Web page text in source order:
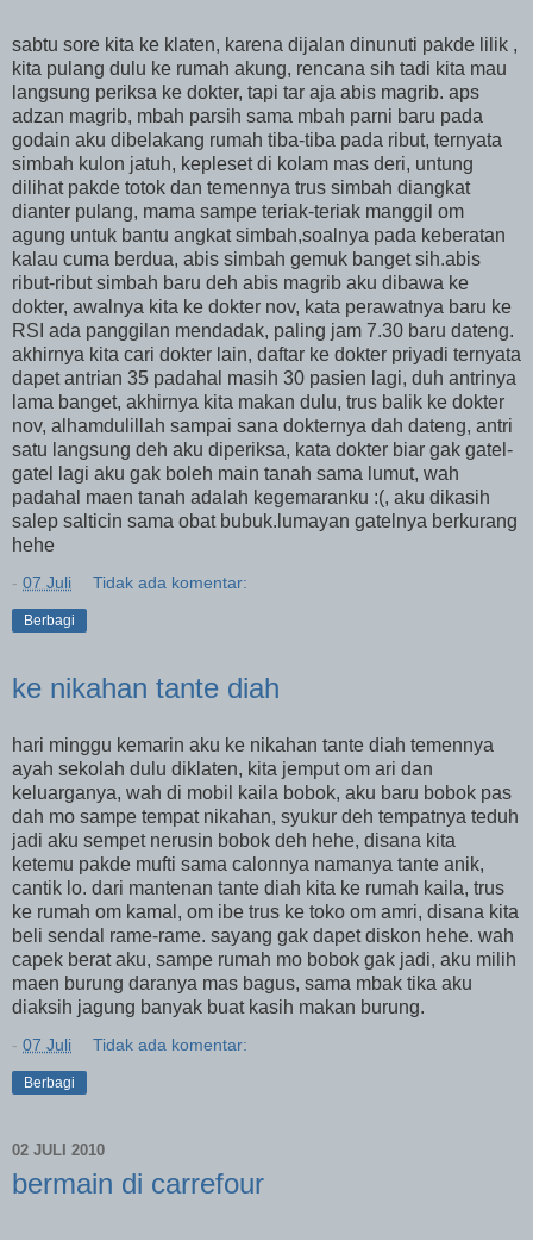
sabtu sore kita ke klaten, karena dijalan dinunuti pakde lilik ,
kita pulang dulu ke rumah akung, rencana sih tadi kita mau
langsung periksa ke dokter, tapi tar aja abis magrib. aps
adzan magrib, mbah parsih sama mbah parni baru pada
godain aku dibelakang rumah tiba-tiba pada ribut, ternyata
simbah kulon jatuh, kepleset di kolam mas deri, untung
dilihat pakde totok dan temennya trus simbah diangkat
dianter pulang, mama sampe teriak-teriak manggil om
agung untuk bantu angkat simbah,soalnya pada keberatan
kalau cuma berdua, abis simbah gemuk banget sih.abis
ribut-ribut simbah baru deh abis magrib aku dibawa ke
dokter, awalnya kita ke dokter nov, kata perawatnya baru ke
RSI ada panggilan mendadak, paling jam 7.30 baru dateng.
akhirnya kita cari dokter lain, daftar ke dokter priyadi ternyata
dapet antrian 35 padahal masih 30 pasien lagi, duh antrinya
lama banget, akhirnya kita makan dulu, trus balik ke dokter
nov, alhamdulillah sampai sana dokternya dah dateng, antri
satu langsung deh aku diperiksa, kata dokter biar gak gatel-
gatel lagi aku gak boleh main tanah sama lumut, wah
padahal maen tanah adalah kegemaranku :(, aku dikasih
salep salticin sama obat bubuk.lumayan gatelnya berkurang
hehe
- 07 Juli Tidak ada komentar:
Berbagi
ke nikahan tante diah
hari minggu kemarin aku ke nikahan tante diah temennya
ayah sekolah dulu diklaten, kita jemput om ari dan
keluarganya, wah di mobil kaila bobok, aku baru bobok pas
dah mo sampe tempat nikahan, syukur deh tempatnya teduh
jadi aku sempet nerusin bobok deh hehe, disana kita
ketemu pakde mufti sama calonnya namanya tante anik,
cantik lo. dari mantenan tante diah kita ke rumah kaila, trus
ke rumah om kamal, om ibe trus ke toko om amri, disana kita
beli sendal rame-rame. sayang gak dapet diskon hehe. wah
capek berat aku, sampe rumah mo bobok gak jadi, aku milih
maen burung daranya mas bagus, sama mbak tika aku
diaksih jagung banyak buat kasih makan burung.
- 07 Juli Tidak ada komentar:
Berbagi
02 JULI 2010
bermain di carrefour